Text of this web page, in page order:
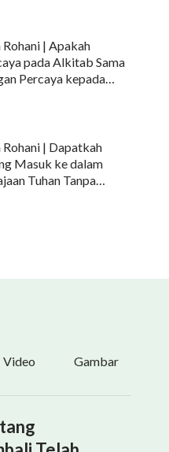
Rohani | Apakah
pada Alkitab Sama
Percaya kepada
Rohani | Dapatkah
Masuk ke dalam
Tuhan Tanpa
Video Gambar